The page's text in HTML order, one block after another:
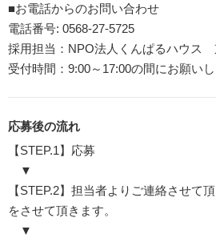
■お電話からのお問い合わせ
電話番号: 0568-27-5725
採用担当：NPO法人くんぱるハウス
受付時間：9:00～17:00の間にお願いし
応募後の流れ
【STEP.1】応募
▼
【STEP.2】担当者よりご連絡させて
をさせて頂きます。
▼